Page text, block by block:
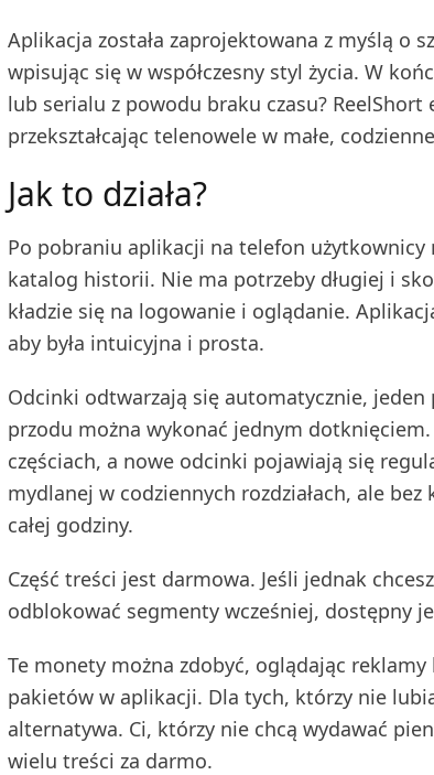
Aplikacja została zaprojektowana z myślą o
wpisując się w współczesny styl życia. W
lub serialu z powodu braku czasu?
przekształcając telenowele w małe,
Jak to działa?
Po pobraniu aplikacji na telefon użytkownicy
katalog historii. Nie ma potrzeby długiej i
kładzie się na logowanie i oglądanie.
aby była intuicyjna i prosta.
Odcinki odtwarzają się automatycznie,
przodu można wykonać jednym
częściach, a nowe odcinki pojawiają się
mydlanej w codziennych rozdziałach, ale
całej godziny.
Część treści jest darmowa. Jeśli jednak
odblokować segmenty wcześniej, dostępny
Te monety można zdobyć, oglądając reklamy
pakietów w aplikacji. Dla tych, którzy nie
alternatywa. Ci, którzy nie chcą wydawać
wielu treści za darmo.